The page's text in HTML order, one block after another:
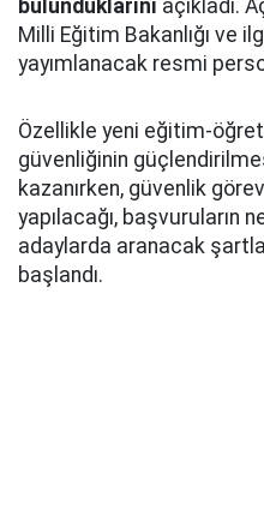
bulunduklarını açıkladı.
Milli Eğitim Bakanlığı ve
yayımlanacak resmi
Özellikle yeni eğitim-
güvenliğinin
kazanırken, güvenlik
yapılacağı, başvuruların
adaylarda aranacak
başlandı.